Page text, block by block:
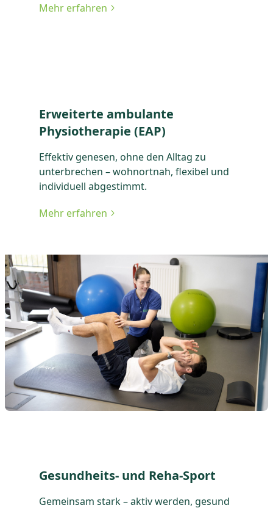
Mehr erfahren
zu Präventive Therapie
Erweiterte ambulante
Physiotherapie (EAP)
Effektiv genesen, ohne den Alltag zu
unterbrechen – wohnortnah, flexibel und
individuell abgestimmt.
Mehr erfahren
zu Erweiterte ambulante Physiotherapie (EAP)
Gesundheits- und Reha-Sport
Gemeinsam stark – aktiv werden, gesund